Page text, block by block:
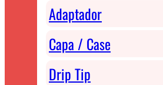
Adaptador
Capa / Case
Drip Tip